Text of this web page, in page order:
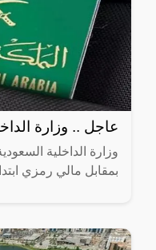
عاجل .. وزارة
وزارة الداخلية
بمقابل مالي رمزي